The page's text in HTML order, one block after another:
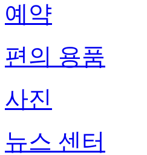
예약
편의 용품
사진
뉴스 센터